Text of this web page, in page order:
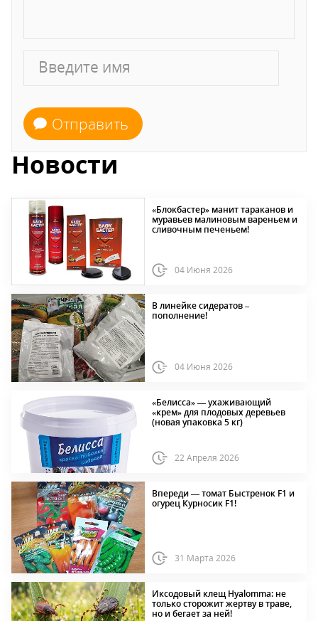
Отправить
Новости
«Блокбастер» манит тараканов и
муравьев малиновым вареньем и
сливочным печеньем!
04 Июня 2026
В линейке сидератов –
пополнение!
04 Июня 2026
«Белисса» — ухаживающий
«крем» для плодовых деревьев
(новая упаковка 5 кг)
22 Апреля 2026
Впереди — томат Быстренок F1 и
огурец Курносик F1!
31 Марта 2026
Иксодовый клещ Hyalomma: не
только сторожит жертву в траве,
но и бегает за ней!